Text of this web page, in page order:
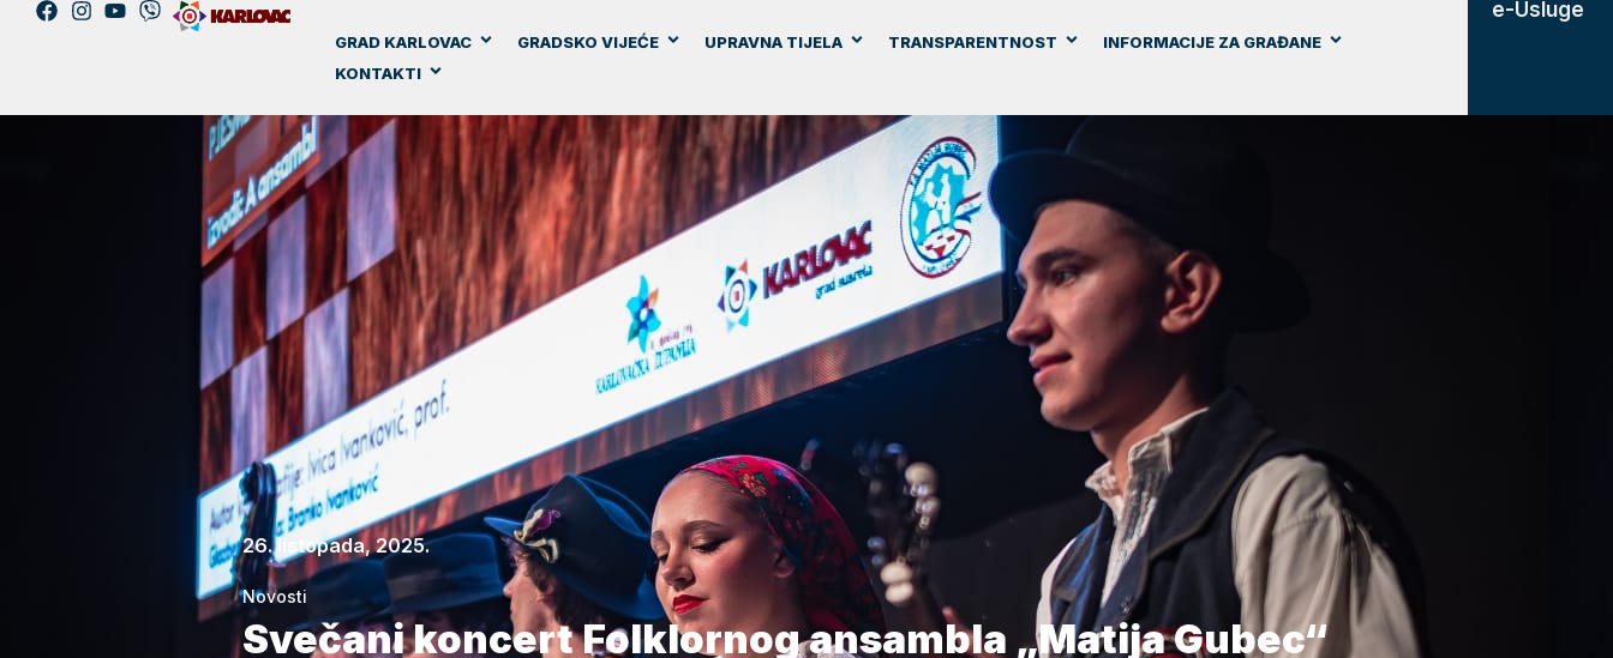
GRAD KARLOVAC GRADSKO VIJEĆE UPRAVNA TIJELA TRANSPARENTNOST
INFORMACIJE ZA GRAĐANE
KONTAKTI
e-Usluge
26. listopada, 2025.
Novosti
Svečani koncert Folklornog ansambla „Matija Gubec“